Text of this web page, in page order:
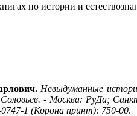
по истории и
Невыдуманные
- Москва: РуДа;
1 (Корона принт): 750-00.